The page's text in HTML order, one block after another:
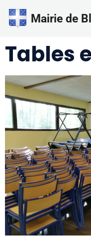
Mairie de
Tables